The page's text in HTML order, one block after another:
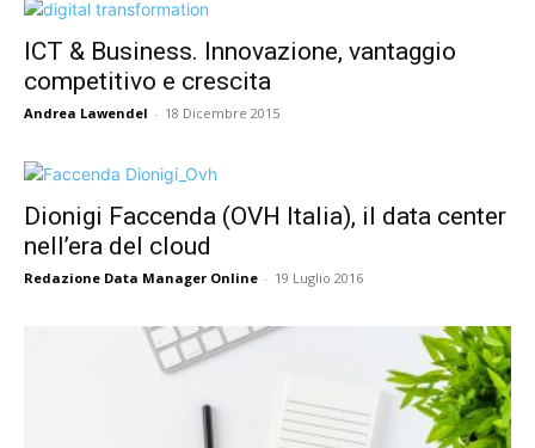
ICT & Business. Innovazione, vantaggio
competitivo e crescita
Andrea Lawendel - 18 Dicembre 2015
Dionigi Faccenda (OVH Italia), il data center
nell’era del cloud
Redazione Data Manager Online - 19 Luglio 2016